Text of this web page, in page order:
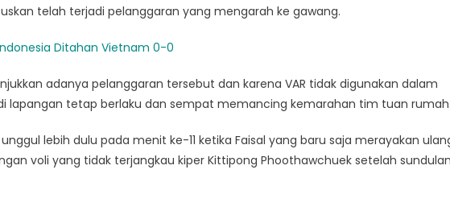
telah terjadi pelanggaran yang mengarah ke gawang.
Ditahan Vietnam 0-0
adanya pelanggaran tersebut dan karena VAR tidak digunakan dalam
lapangan tetap berlaku dan sempat memancing kemarahan tim tuan
lebih dulu pada menit ke-11 ketika Faisal yang baru saja merayakan
voli yang tidak terjangkau kiper Kittipong Phoothawchuek setelah